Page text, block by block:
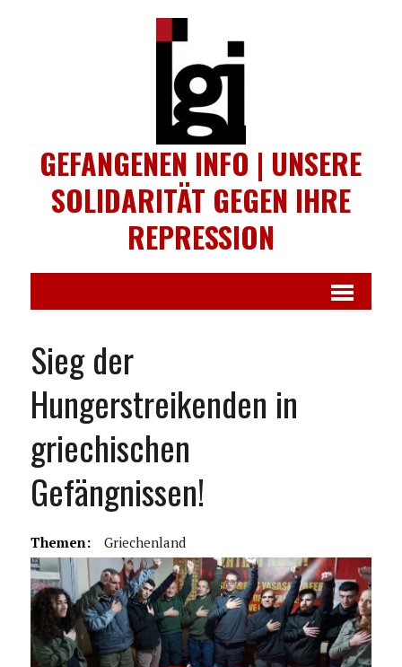
GEFANGENEN INFO | UNSERE
SOLIDARITÄT GEGEN IHRE
REPRESSION
Sieg der
Hungerstreikenden in
griechischen
Gefängnissen!
Themen: Griechenland